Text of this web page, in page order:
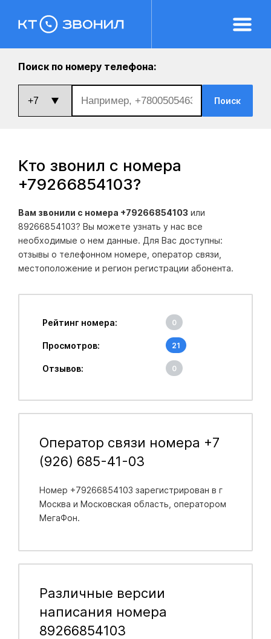
Поиск по номеру телефона:
Поиск
Кто звонил с номера
+79266854103?
Вам звонили с номера +79266854103 или
89266854103? Вы можете узнать у нас все
необходимые о нем данные. Для Вас доступны:
отзывы о телефонном номере, оператор связи,
местоположение и регион регистрации абонента.
Рейтинг номера: 0
Просмотров: 21
Отзывов: 0
Оператор связи номера +7
(926) 685-41-03
Номер +79266854103 зарегистрирован в г
Москва и Московская область , оператором
МегаФон.
Различные версии
написания номера
89266854103